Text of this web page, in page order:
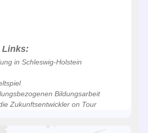
Links:
in Schleswig-Holstein
Bildungsarbeit
Zukunftsentwickler on Tour